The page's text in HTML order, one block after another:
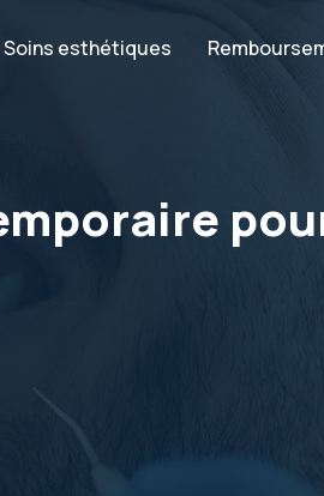
Soins esthétiques